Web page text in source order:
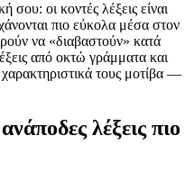
σου: οι κοντές λέξεις είναι
πιο εύκολα μέσα στον
να «διαβαστούν» κατά
από οκτώ γράμματα και
τους μοτίβα —
λέξεις πιο